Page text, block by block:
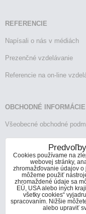
REFERENCIE
Napísali o nás v médiách
Prezenčné vzdelávanie
Referencie na on-line
OBCHODNÉ INFORMÁCIE
Všeobecné obchodné
Reklamačný poriadok
Vrátenie tovaru
KONTAKTY
Informácie o kontaktoch
Cookies používame na
webovej stránky,
zhromažďovanie údajov o
môžeme použiť
zhromaždené údaje sa
EÚ, USA alebo iných
všetky cookies“
spracovaním. Nižšie
alebo upraviť